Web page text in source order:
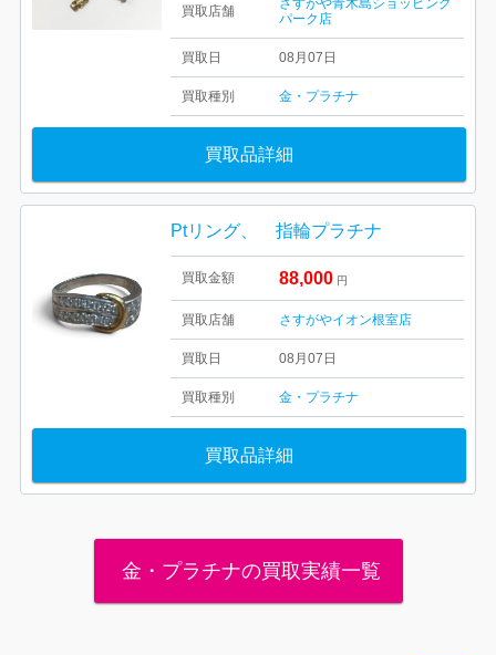
買取店舗
さすがや青木島ショッピング
パーク店
買取日 08月07日
買取種別 金・プラチナ
買取品詳細
Ptリング、 指輪プラチナ
買取金額 88,000 円
買取店舗 さすがやイオン根室店
買取日 08月07日
買取種別 金・プラチナ
買取品詳細
金・プラチナの買取実績一覧